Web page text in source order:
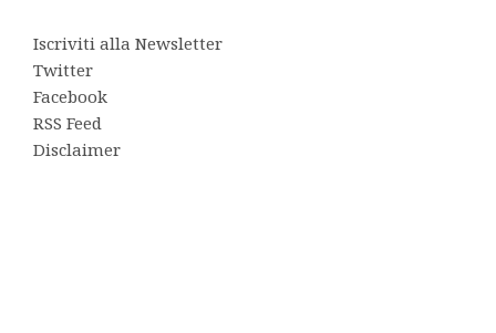
Iscriviti alla Newsletter
Twitter
Facebook
RSS Feed
Disclaimer